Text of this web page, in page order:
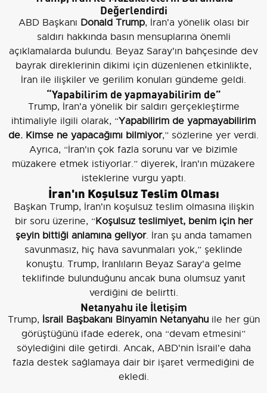
Değerlendirdi
ABD Başkanı Donald Trump, İran'a yönelik olası bir
saldırı hakkında basın mensuplarına önemli
açıklamalarda bulundu. Beyaz Saray'ın bahçesinde dev
bayrak direklerinin dikimi için düzenlenen etkinlikte,
İran ile ilişkiler ve gerilim konuları gündeme geldi.
“Yapabilirim de yapmayabilirim de”
Trump, İran'a yönelik bir saldırı gerçekleştirme
ihtimaliyle ilgili olarak, “Yapabilirim de yapmayabilirim
de. Kimse ne yapacağımı bilmiyor,” sözlerine yer verdi.
Ayrıca, “İran'ın çok fazla sorunu var ve bizimle
müzakere etmek istiyorlar.” diyerek, İran'ın müzakere
isteklerine vurgu yaptı.
İran'ın Koşulsuz Teslim Olması
Başkan Trump, İran'ın koşulsuz teslim olmasına ilişkin
bir soru üzerine, “Koşulsuz teslimiyet, benim için her
şeyin bittiği anlamına geliyor. İran şu anda tamamen
savunmasız, hiç hava savunmaları yok,” şeklinde
konuştu. Trump, İranlıların Beyaz Saray'a gelme
teklifinde bulunduğunu ancak buna olumsuz yanıt
verdiğini de belirtti.
Netanyahu ile İletişim
Trump, İsrail Başbakanı Binyamin Netanyahuile her gün
görüştüğünü ifade ederek, ona “devam etmesini”
söylediğini dile getirdi. Ancak, ABD'nin İsrail'e daha
fazla destek sağlamaya dair bir işaret vermediğini de
ekledi.